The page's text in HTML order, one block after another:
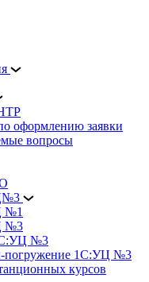
оформлению заявки
вопросы
№1
№3
№3
погружение 1С:УЦ №3
курсов